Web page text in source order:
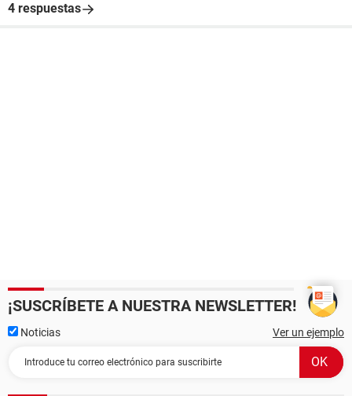
4 respuestas
¡SUSCRÍBETE A NUESTRA NEWSLETTER!
Noticias Ver un ejemplo